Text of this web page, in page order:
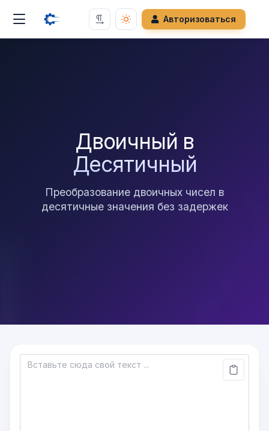
Авторизоваться
Двоичный в
Десятичный
Преобразование двоичных чисел в
десятичные значения без задержек